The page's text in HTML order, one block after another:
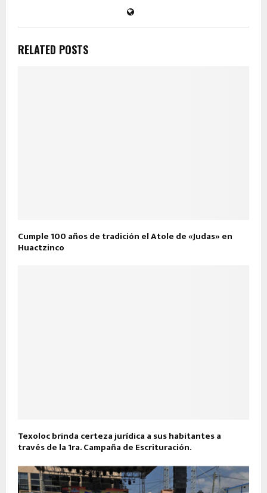
RELATED POSTS
Cumple 100 años de tradición el Atole de «Judas» en
Huactzinco
Texoloc brinda certeza jurídica a sus habitantes a
través de la 1ra. Campaña de Escrituración.